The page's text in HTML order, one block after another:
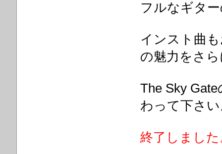
フルなギタ
インスト曲
の魅力をさ
The Sky
わって下さ
終了しました